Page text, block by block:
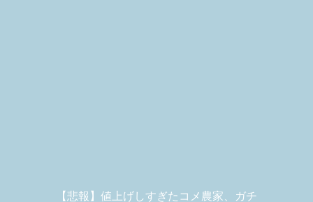
【悲報】値上げしすぎたコメ農家、ガチ